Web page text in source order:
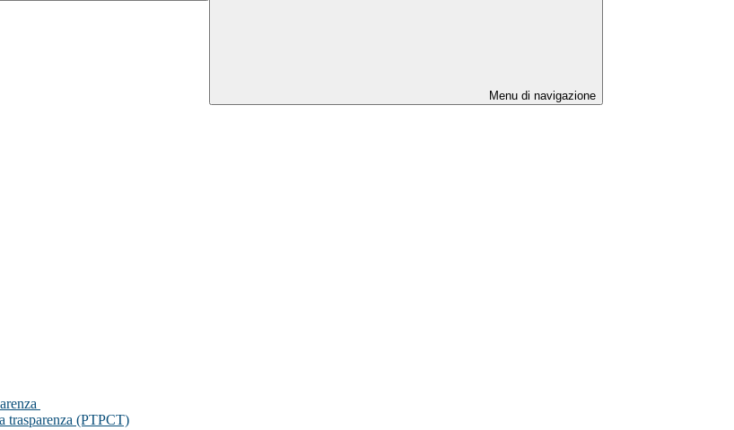
Menu di navigazione
trasparenza (PTPCT)